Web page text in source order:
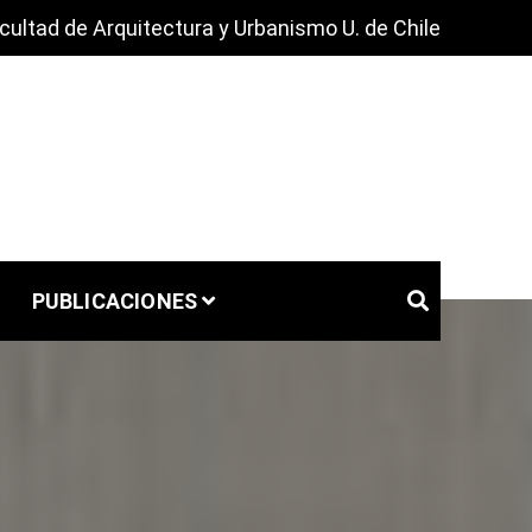
de Arquitectura y Urbanismo U. de Chile
PUBLICACIONES